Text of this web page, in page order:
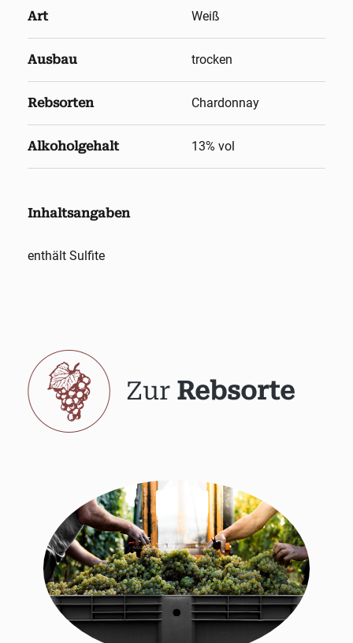
Art Weiß
Ausbau trocken
Rebsorten Chardonnay
Alkoholgehalt 13% vol
Inhaltsangaben
enthält Sulfite
Zur Rebsorte